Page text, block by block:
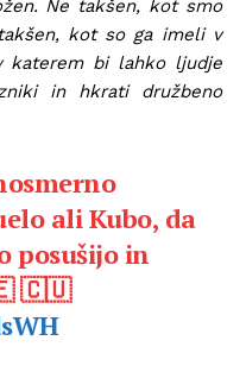
Ne takšen, kot smo
kot so ga imeli v
katerem bi lahko ljudje
in hkrati družbeno
ali Kubo, da
posušijo in
🇨🇺